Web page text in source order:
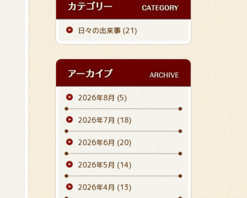
日々の出来事 (21)
2026年8月 (5)
2026年7月 (18)
2026年6月 (20)
2026年5月 (14)
2026年4月 (13)